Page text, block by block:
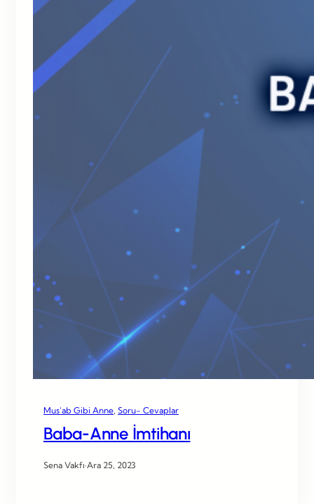
Mus’ab Gibi Anne Soru- Cevaplar
Baba-Anne İmtihanı
Sena Vakfı·Ara 25, 2023